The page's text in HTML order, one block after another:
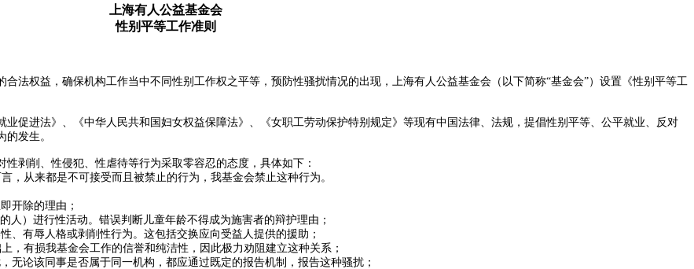
上海有人公益基金会
性别平等工作准则
法权益，确保机构工作当中不同性别工作权之平等，预防性骚扰情况的出现，上海有人公益基金会（以下简称“基金会”）设置《性别平等工
促进法》、《中华人民共和国妇女权益保障法》、《女职工劳动保护特别规定》等现有中国法律、法规，提倡性别平等、公平就业、反对
发生。
剥削、性侵犯、性虐待等行为采取零容忍的态度，具体如下：
，从来都是不可接受而且被禁止的行为，我基金会禁止这种行为。
开除的理由；
人）进行性活动。错误判断儿童年龄不得成为施害者的辩护理由；
、有辱人格或剥削性行为。这包括交换应向受益人提供的援助；
，有损我基金会工作的信誉和纯洁性，因此极力劝阻建立这种关系；
无论该同事是否属于同一机构，都应通过既定的报告机制，报告这种骚扰；